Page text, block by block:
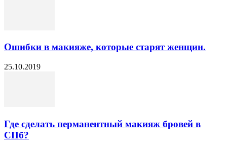
Ошибки в макияже, которые старят женщин.
25.10.2019
Где сделать перманентный макияж бровей в
СПб?